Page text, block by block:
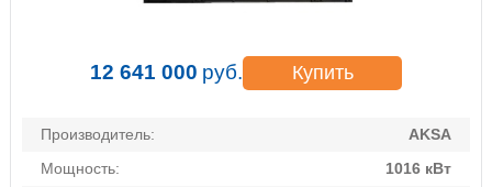
12 641 000 руб. Купить
Производитель:
AKSA
Мощность:
1016 кВт